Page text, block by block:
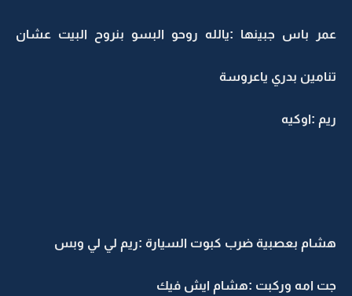
عمر باس جبينها :يالله روحو البسو بنروح البيت عشان
تنامين بدري ياعروسة
ريم :اوكيه
هشام بعصبية ضرب كبوت السيارة :ريم لي لي وبس
جت امه وركبت :هشام ايش فيك